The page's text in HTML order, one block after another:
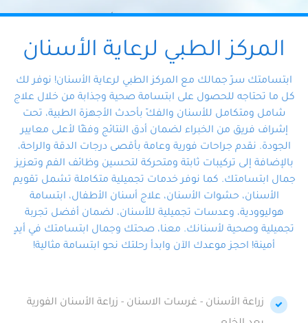
احتياجات الأسنان تحت سقف واحد،
وتضمن لك حلاً شاملًا لجميع
المتخصص ذوي الخبرة، ستجد نفسك
في أيد أمينة تلبي احتياجاتك بكل
احترافية ودقة.
المركز الطبي لرعاية الأسنان
ابتسامتك سرّ جمالك مع المركز الطبي لرعاية الأسنان! نوفر لك
كل ما تحتاجه للحصول على ابتسامة صحية وجذابة من خلال علاج
شامل ومتكامل للأسنان والفكّ بأحدث الأجهزة الطبية، تحت
إشراف فريق من الخبراء لضمان أدق النتائج وفقًا لأعلى معايير
الجودة. نقدم جراحات فورية وعامة بأقصى درجات الدقة والراحة،
بالإضافة إلى تركيبات ثابتة ومتحركة لتحسين وظائف الفم وتعزيز
جمال ابتسامتك. كما نوفر خدمات تجميلية متكاملة تشمل تقويم
الأسنان، حشوات الأسنان، علاج أسنان الأطفال، ابتسامة
هوليوودية، وعدسات تجميلية للأسنان، لضمان أفضل تجربة
تجميلية وصحية لأسنانك. معنا، صحتك وجمال ابتسامتك في أيدٍ
أمينة! احجز موعدك الآن وابدأ رحلتك نحو ابتسامة مثالية!
زراعة الأسنان - غرسات الاسنان - زراعة الأسنان الفورية